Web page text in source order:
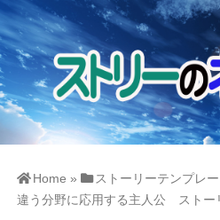
Home » ストーリーテンプレー
違う分野に応用する主人公 ストー